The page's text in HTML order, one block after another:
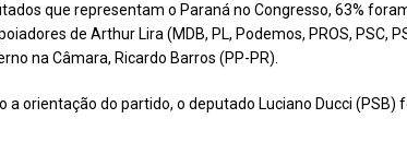
que representam o Paraná no Congresso, 63%
de Arthur Lira (MDB, PL, Podemos, PROS, PSC,
na Câmara, Ricardo Barros (PP-PR).
a orientação do partido, o deputado Luciano Ducci